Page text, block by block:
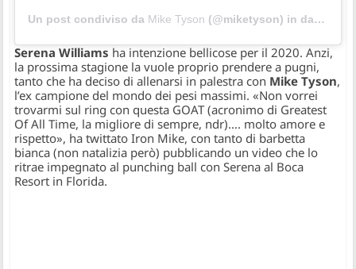
Un post condiviso da Mike Tyson (@miketyson) in data:
Serena Williams ha intenzione bellicose per il 2020. Anzi,
la prossima stagione la vuole proprio prendere a pugni,
tanto che ha deciso di allenarsi in palestra con Mike Tyson,
l’ex campione del mondo dei pesi massimi. «Non vorrei
trovarmi sul ring con questa GOAT (acronimo di Greatest
Of All Time, la migliore di sempre, ndr)…. molto amore e
rispetto», ha twittato Iron Mike, con tanto di barbetta
bianca (non natalizia però) pubblicando un video che lo
ritrae impegnato al punching ball con Serena al Boca
Resort in Florida.